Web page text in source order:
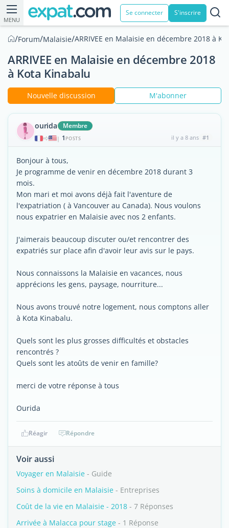
MENU
Se connecter S'inscrire
/Forum/Malaisie/ARRIVEE en Malaisie en décembre 2018 à
ARRIVEE en Malaisie en décembre 2018
à Kota Kinabalu
Nouvelle discussion M'abonner
ourida Membre
| 1 POSTS il y a 8 ans #1
Bonjour à tous,
Je programme de venir en décembre 2018 durant 3
mois.
Mon mari et moi avons déjà fait l'aventure de
l'expatriation ( à Vancouver au Canada). Nous voulons
nous expatrier en Malaisie avec nos 2 enfants.
J'aimerais beaucoup discuter ou/et rencontrer des
expatriés sur place afin d'avoir leur avis sur le pays.
Nous connaissons la Malaisie en vacances, nous
apprécions les gens, paysage, nourriture...
Nous avons trouvé notre logement, nous comptons aller
à Kota Kinabalu.
Quels sont les plus grosses difficultés et obstacles
rencontrés ?
Quels sont les atoûts de venir en famille?
merci de votre réponse à tous
Ourida
Réagir Répondre
Voir aussi
Voyager en Malaisie - Guide
Soins à domicile en Malaisie - Entreprises
Coût de la vie en Malaisie - 2018 - 7 Réponses
Arrivée à Malacca pour stage - 1 Réponse